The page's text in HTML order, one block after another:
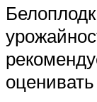
оценивать